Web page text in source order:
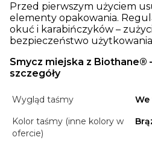
Przed pierwszym użyciem
elementy opakowania.
okuć i karabińczyków –
bezpieczeństwo
Smycz miejska z Biothane®
szczegóły
Wygląd taśmy
Kolor taśmy (inne kolory w
ofercie)